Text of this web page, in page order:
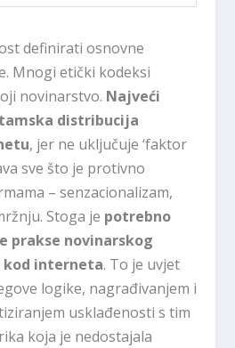
definirati osnovne
Mnogi etički kodeksi
novinarstvo. Najveći
distribucija
, jer ne uključuje ‘faktor
sve što je protivno
– senzacionalizam,
Stoga je potrebno
prakse novinarskog
kod interneta. To je uvjet
logike, nagrađivanjem i
usklađenosti s tim
koja je nedostajala